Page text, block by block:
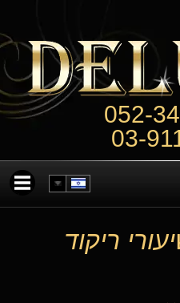
052-
03-
ריקוד